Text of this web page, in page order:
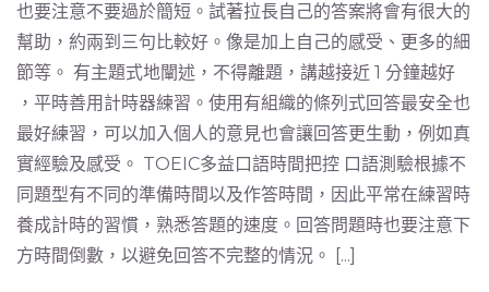
也要注意不要過於簡短。試著拉長自己的答案將會有很大的
幫助，約兩到三句比較好。像是加上自己的感受、更多的細
節等。 有主題式地闡述，不得離題，講越接近 1 分鐘越好
，平時善用計時器練習。使用有組織的條列式回答最安全也
最好練習，可以加入個人的意見也會讓回答更生動，例如真
實經驗及感受。 TOEIC多益口語時間把控 口語測驗根據不
同題型有不同的準備時間以及作答時間，因此平常在練習時
養成計時的習慣，熟悉答題的速度。回答問題時也要注意下
方時間倒數，以避免回答不完整的情況。 [...]